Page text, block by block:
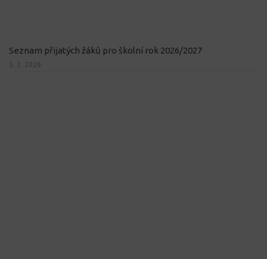
Seznam přijatých žáků pro školní rok 2026/2027
5. 2. 2026